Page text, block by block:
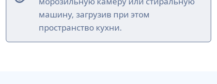
машину, загрузив при этом
пространство кухни.